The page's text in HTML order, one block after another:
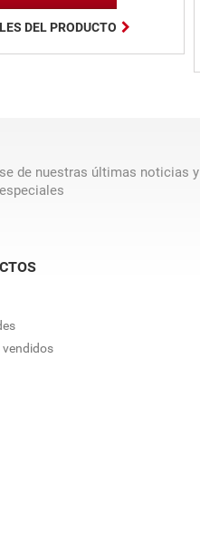

DEL PRODUCTO
de nuestras últimas noticias y
vendidos